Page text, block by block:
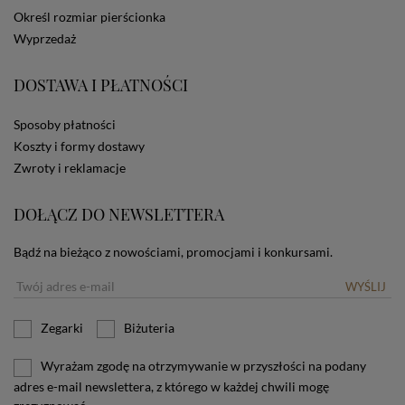
dotyczących cookies oznacza, że będą one
użytkownika. Jeżeli użytkownik nie wyraża zgody na
ustawienia swojej przeglądarki.
Określ rozmiar pierścionka
Wyprzedaż
DOSTAWA I PŁATNOŚCI
Sposoby płatności
Koszty i formy dostawy
Zwroty i reklamacje
DOŁĄCZ DO NEWSLETTERA
Bądź na bieżąco z nowościami, promocjami i konkursami.
WYŚLIJ
Zegarki Biżuteria
Wyrażam zgodę na otrzymywanie w przyszłości na podany
adres e-mail newslettera, z którego w każdej chwili mogę